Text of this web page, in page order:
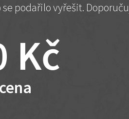
se podařilo vyřešit.
Kč